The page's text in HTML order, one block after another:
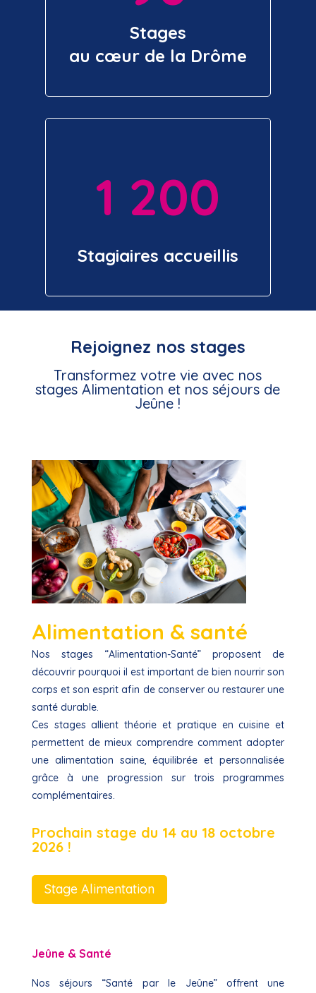
Stages
au cœur de la Drôme
1 200
Stagiaires accueillis
Rejoignez nos stages
Transformez votre vie avec nos
stages Alimentation et nos séjours de
Jeûne !
Alimentation & santé
Nos stages “Alimentation-Santé” proposent de
découvrir pourquoi il est important de bien nourrir son
corps et son esprit afin de conserver ou restaurer une
santé durable.
Ces stages allient théorie et pratique en cuisine et
permettent de mieux comprendre comment adopter
une alimentation saine, équilibrée et personnalisée
grâce à une progression sur trois programmes
complémentaires.
Prochain stage du 14 au 18 octobre
2026 !
Stage Alimentation
Jeûne & Santé
Nos séjours “Santé par le Jeûne” offrent une